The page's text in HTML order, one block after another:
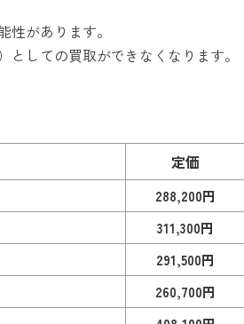
があります。
しての買取ができなくなります。
定価
288,200円
311,300円
291,500円
260,700円